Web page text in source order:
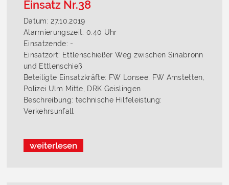
Einsatz Nr.38
Datum: 27.10.2019
Alarmierungszeit: 0.40 Uhr
Einsatzende: -
Einsatzort: Ettlenschießer Weg zwischen Sinabronn
und Ettlenschieß
Beteiligte Einsatzkräfte: FW Lonsee, FW Amstetten,
Polizei Ulm Mitte, DRK Geislingen
Beschreibung: technische Hilfeleistung:
Verkehrsunfall
weiterlesen